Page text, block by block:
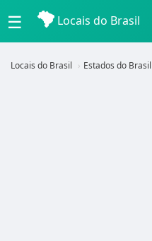
☰ Locais do Brasil
Locais do Brasil Estados do Brasil